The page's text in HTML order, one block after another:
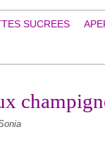
SUCREES